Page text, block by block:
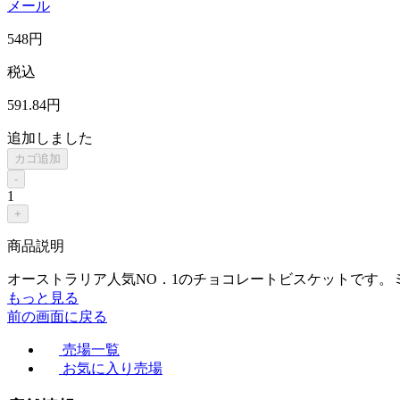
メール
548円
税込
591 .84円
追加しました
カゴ追加
-
1
+
商品説明
オーストラリア人気NO．1のチョコレートビスケットです。
もっと見る
前の画面に戻る
売場一覧
お気に入り売場